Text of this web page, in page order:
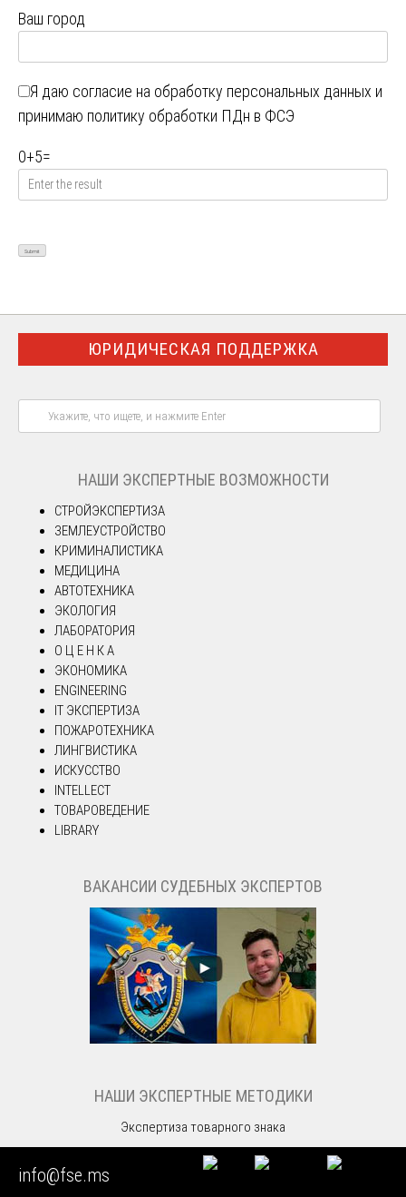
Ваш город
Я даю согласие на обработку персональных данных и
принимаю политику обработки ПДн в ФСЭ
0+5=
ЮРИДИЧЕСКАЯ ПОДДЕРЖКА
НАШИ ЭКСПЕРТНЫЕ ВОЗМОЖНОСТИ
СТРОЙЭКСПЕРТИЗА
ЗЕМЛЕУСТРОЙСТВО
КРИМИНАЛИСТИКА
МЕДИЦИНА
АВТОТЕХНИКА
ЭКОЛОГИЯ
ЛАБОРАТОРИЯ
О Ц Е Н К А
ЭКОНОМИКА
ENGINEERING
IT ЭКСПЕРТИЗА
ПОЖАРОТЕХНИКА
ЛИНГВИСТИКА
ИСКУССТВО
INTELLECT
ТОВАРОВЕДЕНИЕ
LIBRARY
ВАКАНСИИ СУДЕБНЫХ ЭКСПЕРТОВ
НАШИ ЭКСПЕРТНЫЕ МЕТОДИКИ
Экспертиза товарного знака
ДЕЙСТВУЮЩИЕ ЭКСПЕРТНЫЕ ГОСТ
info@fse.ms